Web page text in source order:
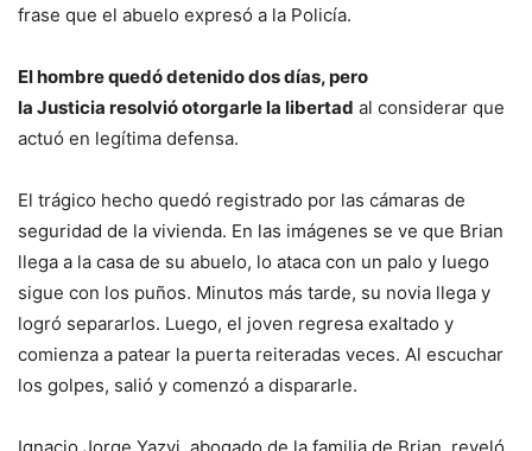
frase que el abuelo expresó a la Policía.
El hombre quedó detenido dos días, pero
la Justicia resolvió otorgarle la libertad al considerar que
actuó en legítima defensa.
El trágico hecho quedó registrado por las cámaras de
seguridad de la vivienda. En las imágenes se ve que Brian
llega a la casa de su abuelo, lo ataca con un palo y luego
sigue con los puños. Minutos más tarde, su novia llega y
logró separarlos. Luego, el joven regresa exaltado y
comienza a patear la puerta reiteradas veces. Al escuchar
los golpes, salió y comenzó a dispararle.
Ignacio Jorge Yazyi, abogado de la familia de Brian, reveló